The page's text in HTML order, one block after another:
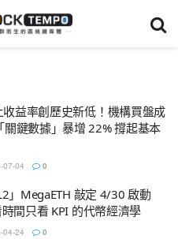
益率創歷史新低！機構買盤成
鍵數據」暴增 22% 撐起基本
07-04 0
」MegaETH 敲定 4/30 啟動
間只看 KPI 的代幣經濟學
04-24 0